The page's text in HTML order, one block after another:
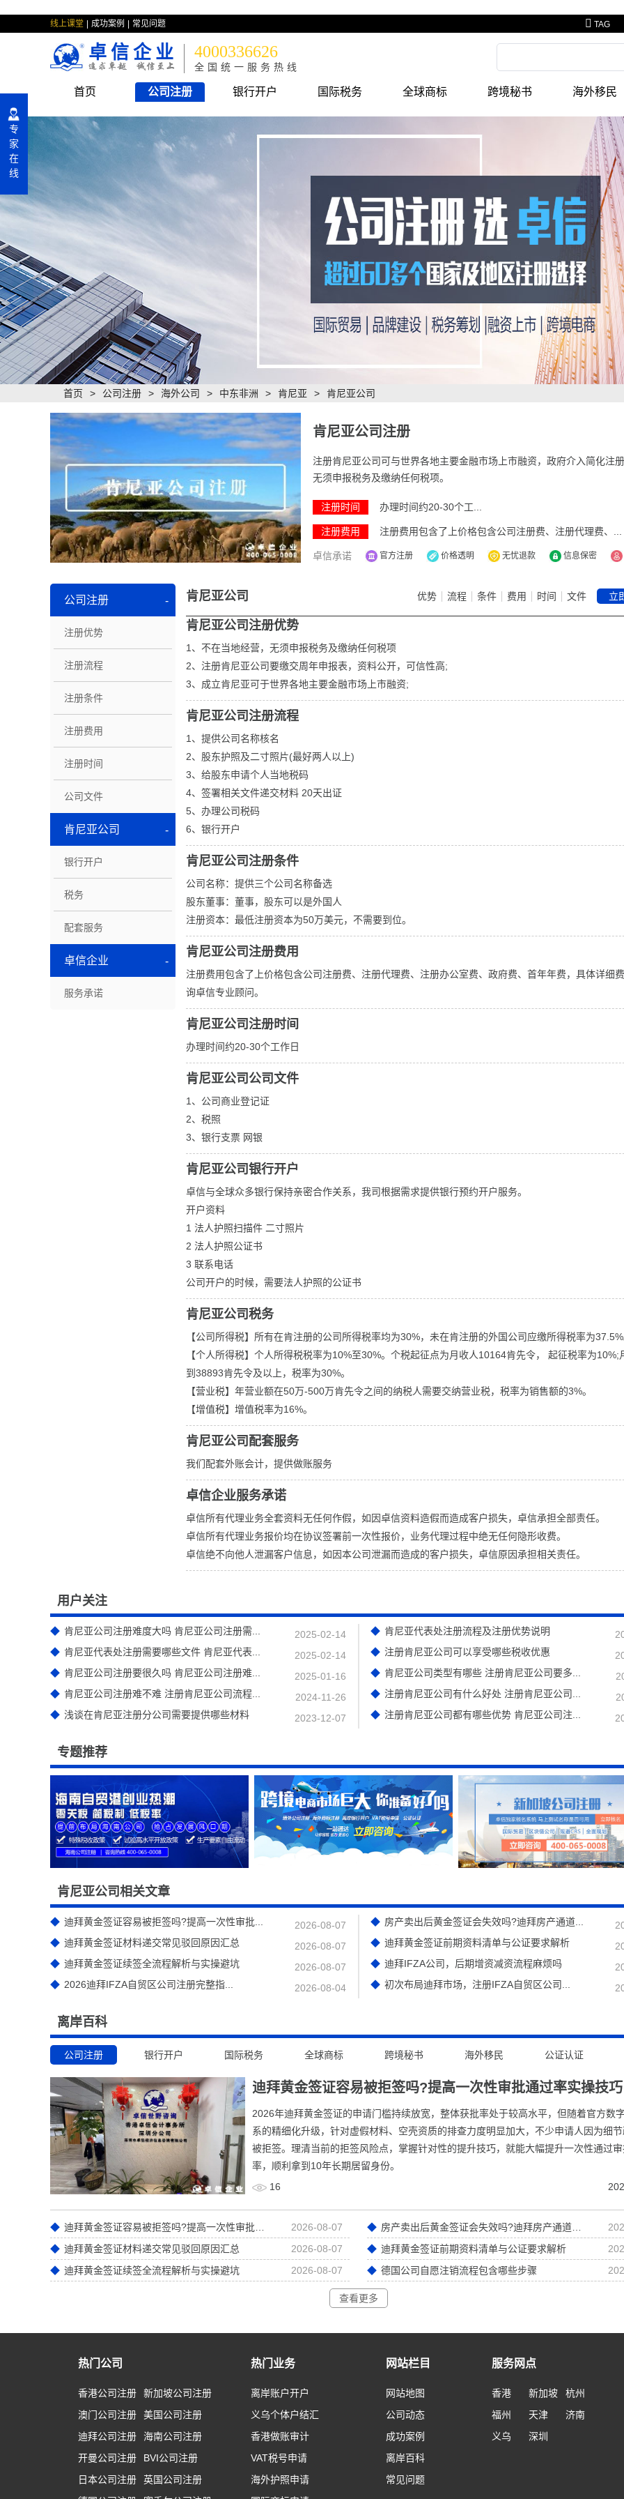
线上课堂 成功案例 常见问题 TAG
卓信企业 4000336626
全国统一服务热线
首页 公司注册 银行开户 国际税务 全球商标 跨境秘书 海外移民
首页 > 公司注册 > 海外公司 > 中东非洲 > 肯尼亚 > 肯尼亚公司
肯尼亚公司注册
注册肯尼亚公司可与世界各地主要金融市场上市融资，政府介入简化注册
无须申报税务及缴纳任何税项。
注册时间 办理时间约20-30个工...
注册费用 注册费用包含了上价格包含公司注册费、注册代理费、...
卓信承诺 官方注册 价格透明 无忧退款 信息保密
公司注册
注册优势
注册流程
注册条件
注册费用
注册时间
公司文件
肯尼亚公司
银行开户
税务
配套服务
卓信企业
服务承诺
肯尼亚公司 立
优势 流程 条件 费用 时间 文件
肯尼亚公司注册优势
1、不在当地经营，无须申报税务及缴纳任何税项
2、注册肯尼亚公司要缴交周年申报表，资料公开，可信性高;
3、成立肯尼亚可于世界各地主要金融市场上市融资;
肯尼亚公司注册流程
1、提供公司名称核名
2、股东护照及二寸照片(最好两人以上)
3、给股东申请个人当地税码
4、签署相关文件递交材料 20天出证
5、办理公司税码
6、银行开户
肯尼亚公司注册条件
公司名称：提供三个公司名称备选
股东董事：董事，股东可以是外国人
注册资本：最低注册资本为50万美元，不需要到位。
肯尼亚公司注册费用
注册费用包含了上价格包含公司注册费、注册代理费、注册办公室费、政府费、首年年费，具体详细
询卓信专业顾问。
肯尼亚公司注册时间
办理时间约20-30个工作日
肯尼亚公司公司文件
1、公司商业登记证
2、税照
3、银行支票 网银
肯尼亚公司银行开户
卓信与全球众多银行保持亲密合作关系，我司根据需求提供银行预约开户服务。
开户资料
1 法人护照扫描件 二寸照片
2 法人护照公证书
3 联系电话
公司开户的时候，需要法人护照的公证书
肯尼亚公司税务
【公司所得税】所有在肯注册的公司所得税率均为30%，未在肯注册的外国公司应缴所得税率为37.5%
【个人所得税】个人所得税税率为10%至30%。个税起征点为月收人10164肯先令， 起征税率为10%;
到38893肯先令及以上，税率为30%。
【营业税】年营业额在50万-500万肯先令之间的纳税人需要交纳营业税，税率为销售额的3%。
【增值税】增值税率为16%。
肯尼亚公司配套服务
我们配套外账会计，提供做账服务
卓信企业服务承诺
卓信所有代理业务全套资料无任何作假，如因卓信资料造假而造成客户损失，卓信承担全部责任。
卓信所有代理业务报价均在协议签署前一次性报价，业务代理过程中绝无任何隐形收费。
卓信绝不向他人泄漏客户信息，如因本公司泄漏而造成的客户损失，卓信原因承担相关责任。
用户关注
肯尼亚公司注册难度大吗 肯尼亚公司注册需... 2025-02-14 肯尼亚代表处注册流程及注册优势说明
肯尼亚代表处注册需要哪些文件 肯尼亚代表...
2025-02-14 注册肯尼亚公司可以享受哪些税收优惠
肯尼亚公司注册要很久吗 肯尼亚公司注册难...
2025-01-16 肯尼亚公司类型有哪些 注册肯尼亚公司要多...
肯尼亚公司注册难不难 注册肯尼亚公司流程...
2024-11-26 注册肯尼亚公司有什么好处 注册肯尼亚公司...
浅谈在肯尼亚注册分公司需要提供哪些材料
2023-12-07 注册肯尼亚公司都有哪些优势 肯尼亚公司注...
专题推荐
肯尼亚公司相关文章
迪拜黄金签证容易被拒签吗?提高一次性审批... 2026-08-07 房产卖出后黄金签证会失效吗?迪拜房产通道...
迪拜黄金签证材料递交常见驳回原因汇总
2026-08-07 迪拜黄金签证前期资料清单与公证要求解析
迪拜黄金签证续签全流程解析与实操避坑
2026-08-07 迪拜IFZA公司，后期增资减资流程麻烦吗
2026迪拜IFZA自贸区公司注册完整指...
2026-08-04 初次布局迪拜市场，注册IFZA自贸区公司...
离岸百科
公司注册 银行开户 国际税务 全球商标 跨境秘书 海外移民 公证认证
迪拜黄金签证容易被拒签吗?提高一次性审批通过率实操技巧
2026年迪拜黄金签证的申请门槛持续放宽，整体获批率处于较高水平，但随着官方数
系的精细化升级，针对虚假材料、空壳资质的排查力度明显加大，不少申请人因为细
被拒签。理清当前的拒签风险点，掌握针对性的提升技巧，就能大幅提升一次性通过
率，顺利拿到10年长期居留身份。
16
2026-08-07
迪拜黄金签证材料递交常见驳回原因汇总
2026-08-07 迪拜黄金签证前期资料清单与公证要求解析
迪拜黄金签证续签全流程解析与实操避坑
2026-08-07 德国公司自愿注销流程包含哪些步骤
查看更多
热门公司
香港公司注册
新加坡公司注册
澳门公司注册
美国公司注册
迪拜公司注册
海南公司注册
开曼公司注册
BVI公司注册
日本公司注册
英国公司注册
热门业务
离岸账户开户
义乌个体户结汇
香港做账审计
VAT税号申请
海外护照申请
网站栏目
网站地图
公司动态
成功案例
离岸百科
常见问题
服务网点
香港 新加坡
杭州
福州
天津
济南
义乌
深圳
专
家
在
线